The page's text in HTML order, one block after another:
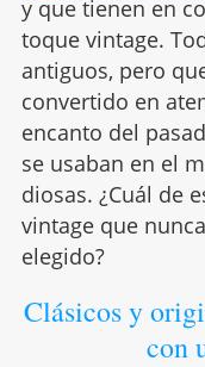
y que tienen en
toque vintage.
antiguos, pero
convertido en
encanto del
se usaban en el
diosas. ¿Cuál de
vintage que
elegido?
Clásicos y
con